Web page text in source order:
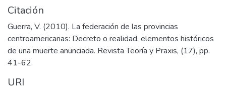
Citación
Guerra, V. (2010). La federación de las provincias
centroamericanas: Decreto o realidad. elementos históricos
de una muerte anunciada. Revista Teoría y Praxis, (17), pp.
41-62.
URI